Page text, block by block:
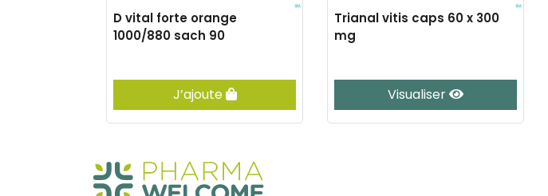
D vital forte orange
1000/880 sach 90
J’ajoute
Trianal vitis caps 60 x 300
mg
Visualiser